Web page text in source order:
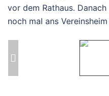
vor dem Rathaus.
noch mal ans